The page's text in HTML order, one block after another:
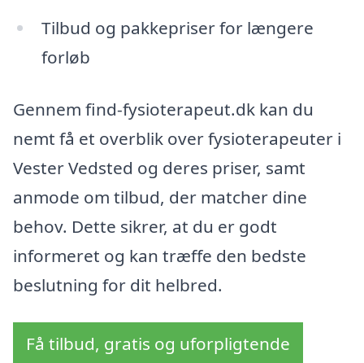
Tilbud og pakkepriser for længere
forløb
Gennem find-fysioterapeut.dk kan du
nemt få et overblik over fysioterapeuter i
Vester Vedsted og deres priser, samt
anmode om tilbud, der matcher dine
behov. Dette sikrer, at du er godt
informeret og kan træffe den bedste
beslutning for dit helbred.
Få tilbud, gratis og uforpligtende